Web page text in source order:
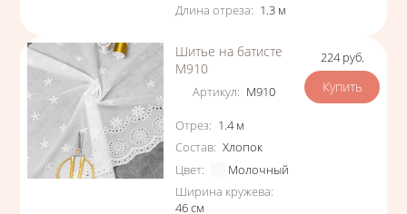
Длина отреза: 1.3 м
Шитье на батисте
М910
Артикул: М910
Характеристики
Отрез: 1.4 м
Состав: Хлопок
Цвет:
Молочный
Ширина кружева:
46см
Цена
224 руб.